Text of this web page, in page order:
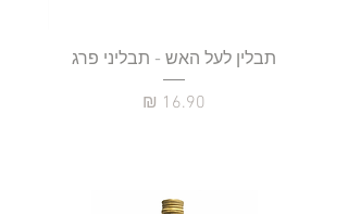
תבלין לעל האש - תבליני פרג
מחיר